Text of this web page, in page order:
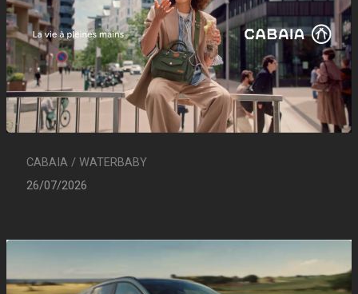
CABAIA / WATERBABY
26/07/2026